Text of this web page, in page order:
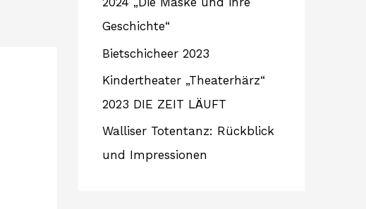
:Geschichte“
Bietschicheer 2023
Kindertheater „Theaterhärz“
2023 DIE ZEIT LÄUFT
Walliser Totentanz: Rückblick
und Impressionen